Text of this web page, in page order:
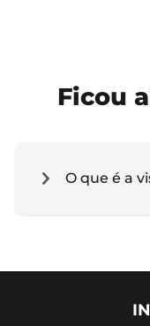
Ficou
O que é a